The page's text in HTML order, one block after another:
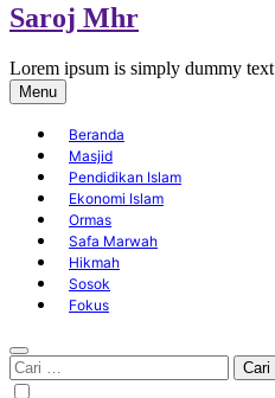
Saroj Mhr
Lorem ipsum is simply dummy text
Menu
Beranda
Masjid
Pendidikan Islam
Ekonomi Islam
Ormas
Safa Marwah
Hikmah
Sosok
Fokus
Cari
untuk: